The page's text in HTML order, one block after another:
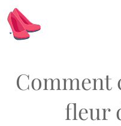
Aller
au
Comment
fleur